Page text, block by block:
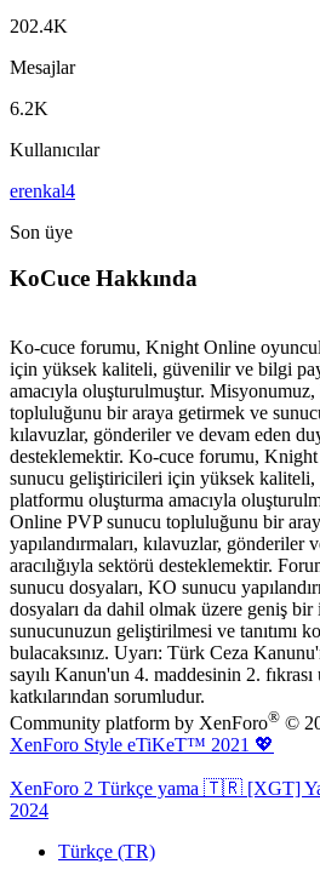
202.4K
Mesajlar
6.2K
Kullanıcılar
erenkal4
Son üye
KoCuce Hakkında
Ko-cuce forumu, Knight Online
için yüksek kaliteli, güvenilir ve bilgi
amacıyla oluşturulmuştur.
topluluğunu bir araya getirmek ve
kılavuzlar, gönderiler ve devam eden
desteklemektir. Ko-cuce forumu,
sunucu geliştiricileri için yüksek
platformu oluşturma amacıyla
Online PVP sunucu topluluğunu bir
yapılandırmaları, kılavuzlar, gönderiler
aracılığıyla sektörü desteklemektir.
sunucu dosyaları, KO sunucu
dosyaları da dahil olmak üzere geniş bir
sunucunuzun geliştirilmesi ve tanıtımı
bulacaksınız. Uyarı: Türk Ceza
sayılı Kanun'un 4. maddesinin 2.
katkılarından sorumludur.
Community platform by XenForo® ©
XenForo Style eTiKeT™ 2021 💖
XenForo 2 Türkçe yama 🇹🇷 [XGT]
2024
Türkçe (TR)